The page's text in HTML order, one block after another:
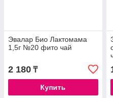
Эвалар Био Лактомама
1,5г №20 фито чай
2 180 ₸
Купить